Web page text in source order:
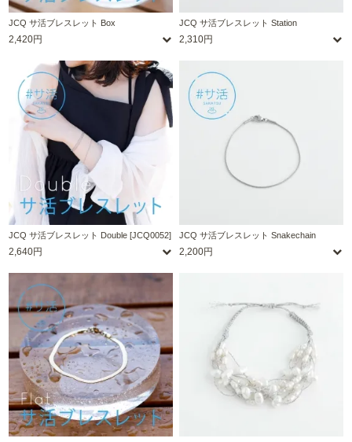
JCQ サ活ブレスレット Box
2,420円
JCQ サ活ブレスレット Station
2,310円
JCQ サ活ブレスレット Double [JCQ0052]
2,640円
JCQ サ活ブレスレット Snakechain
2,200円